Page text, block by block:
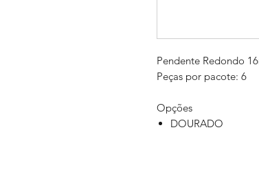
Pendente Redondo
Peças por pacote: 6
Opções
DOURADO